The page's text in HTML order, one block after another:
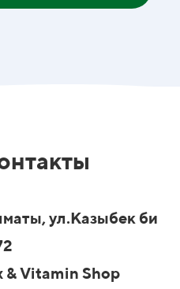
ул.Казыбек би
Vitamin Shop